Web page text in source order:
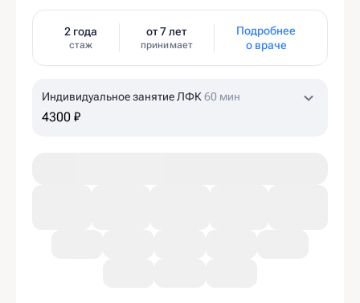
2 года
стаж
от 7 лет
принимает
Подробнее
о враче
Индивидуальное занятие ЛФК60 мин
4300 ₽